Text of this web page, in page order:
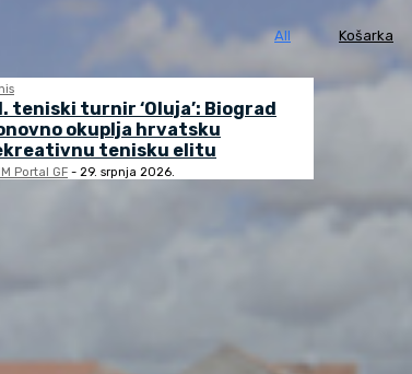
All Košarka
teniski turnir ‘Oluja’: Biograd
okuplja hrvatsku
tenisku elitu
Portal GF - 29. srpnja 2026.